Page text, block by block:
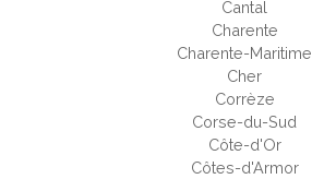
Cantal
Charente
Charente-Maritime
Cher
Corrèze
Corse-du-Sud
Côte-d'Or
Côtes-d'Armor